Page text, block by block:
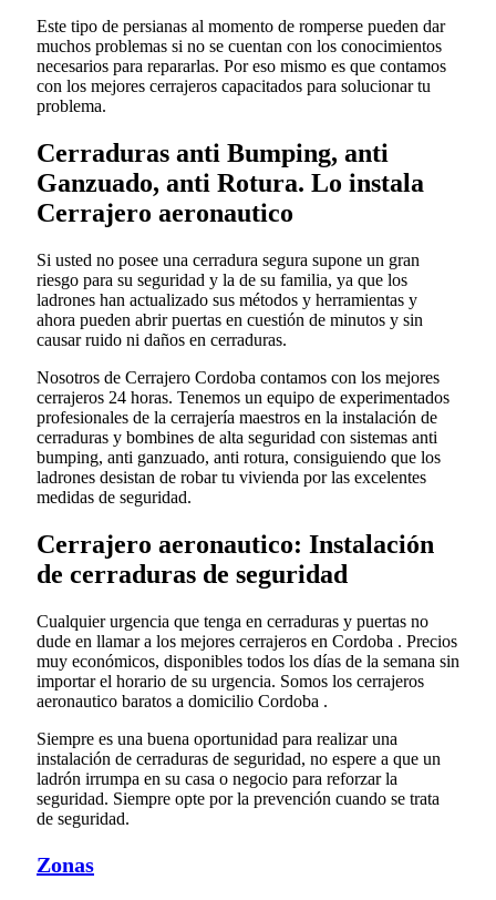
Este tipo de persianas al momento de romperse pueden dar
muchos problemas si no se cuentan con los conocimientos
necesarios para repararlas. Por eso mismo es que contamos
con los mejores cerrajeros capacitados para solucionar tu
problema.
Cerraduras anti Bumping, anti
Ganzuado, anti Rotura. Lo instala
Cerrajero aeronautico
Si usted no posee una cerradura segura supone un gran
riesgo para su seguridad y la de su familia, ya que los
ladrones han actualizado sus métodos y herramientas y
ahora pueden abrir puertas en cuestión de minutos y sin
causar ruido ni daños en cerraduras.
Nosotros de Cerrajero Cordoba contamos con los mejores
cerrajeros 24 horas. Tenemos un equipo de experimentados
profesionales de la cerrajería maestros en la instalación de
cerraduras y bombines de alta seguridad con sistemas anti
bumping, anti ganzuado, anti rotura, consiguiendo que los
ladrones desistan de robar tu vivienda por las excelentes
medidas de seguridad.
Cerrajero aeronautico: Instalación
de cerraduras de seguridad
Cualquier urgencia que tenga en cerraduras y puertas no
dude en llamar a los mejores cerrajeros en Cordoba . Precios
muy económicos, disponibles todos los días de la semana sin
importar el horario de su urgencia. Somos los cerrajeros
aeronautico baratos a domicilio Cordoba .
Siempre es una buena oportunidad para realizar una
instalación de cerraduras de seguridad, no espere a que un
ladrón irrumpa en su casa o negocio para reforzar la
seguridad. Siempre opte por la prevención cuando se trata
de seguridad.
Zonas